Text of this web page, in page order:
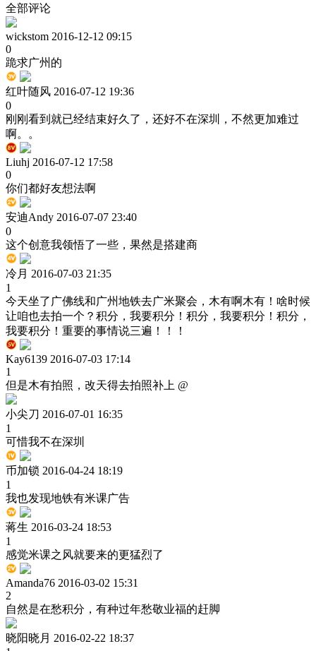
全部评论
wickstom 2016-12-12 09:15
0
跪求广州的
红叶随风 2016-07-12 19:36
0
刚刚看到就已经结束好久了，还好不在深圳，不然更加难过
啊。。
Liuhj 2016-07-12 17:58
0
你们都好友想法啊
安迪Andy 2016-07-07 23:40
0
这个创意我领悟了一些，果然是搭建商
冷月 2016-07-03 21:35
1
今天坐了广佛线和广州地铁去广米聚会，木有啊木有！啥时候
让咱也去拍一个？积分，我要积分！积分，我要积分！积分，
我要积分！重要的事情说三遍！！！
Kay6139 2016-07-03 17:14
1
但是木有拍照，改天得去拍照补上 @
小尖刀 2016-07-01 16:35
1
可惜我不在深圳
币加锁 2016-04-24 18:19
1
我也发现地铁有米课广告
蒋生 2016-03-24 18:53
1
感觉米课之风就要来的更猛烈了
Amanda76 2016-03-02 15:31
2
自然是在愁积分，有种过年愁敬业福的赶脚
晓阳晓月 2016-02-22 18:37